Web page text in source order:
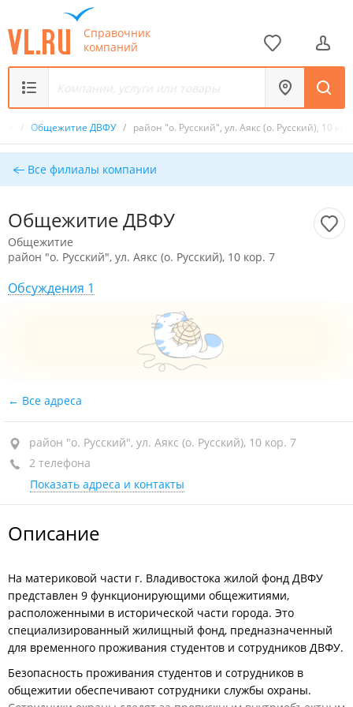
Справочник
компаний
/ Общежитие ДВФУ / район "о. Русский", ул. Аякс (о. Русский), 10
Все филиалы компании
Общежитие ДВФУ
Общежитие
район "о. Русский", ул. Аякс (о. Русский), 10 кор. 7
Обсуждения 1
Все адреса
район "о. Русский", ул. Аякс (о. Русский), 10 кор. 7
2 телефона
Показать адреса и контакты
Описание
На материковой части г. Владивостока жилой фонд ДВФУ
представлен 9 функционирующими общежитиями,
расположенными в исторической части города. Это
специализированный жилищный фонд, предназначенный
для временного проживания студентов и сотрудников ДВФУ.
Безопасность проживания студентов и сотрудников в
общежитии обеспечивают сотрудники службы охраны.